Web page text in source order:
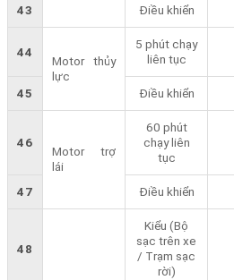
43 Điều khiển
44
Motor thủy
lực
5 phút chạy
liên tục
45 Điều khiển
46
Motor trợ
lái
60 phút
chạy liên
tục
47 Điều khiển
48
Kiểu (Bộ
sạc trên xe
/ Trạm sạc
rời)